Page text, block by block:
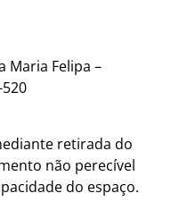
Maria Felipa –
retirada do
não perecível
do espaço.